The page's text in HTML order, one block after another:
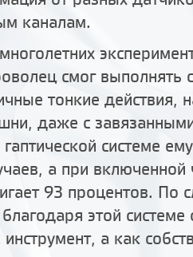
каналам.
смог
тонкие действия,
даже с
системе
а при
93 процентов. По
этой
а как